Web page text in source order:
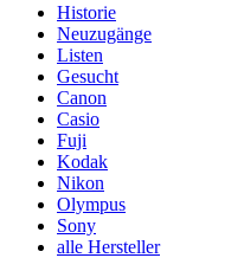
Historie
Neuzugänge
Listen
Gesucht
Canon
Casio
Fuji
Kodak
Nikon
Olympus
Sony
alle Hersteller